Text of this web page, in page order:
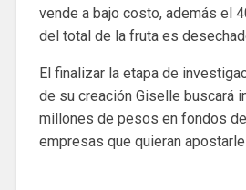
vende a bajo costo, además el
del total de la fruta es
El finalizar la etapa de
de su creación Giselle buscará
millones de pesos en fondos
empresas que quieran